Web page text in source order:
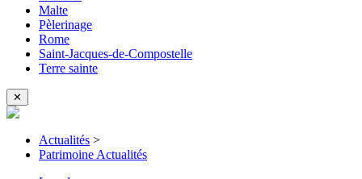
Malte
Pèlerinage
Rome
Saint-Jacques-de-Compostelle
Terre sainte
✕
Actualités >
Patrimoine Actualités